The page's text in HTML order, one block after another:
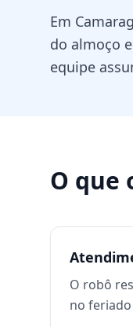
Em
do almoço
equipe
O que
O robô
no